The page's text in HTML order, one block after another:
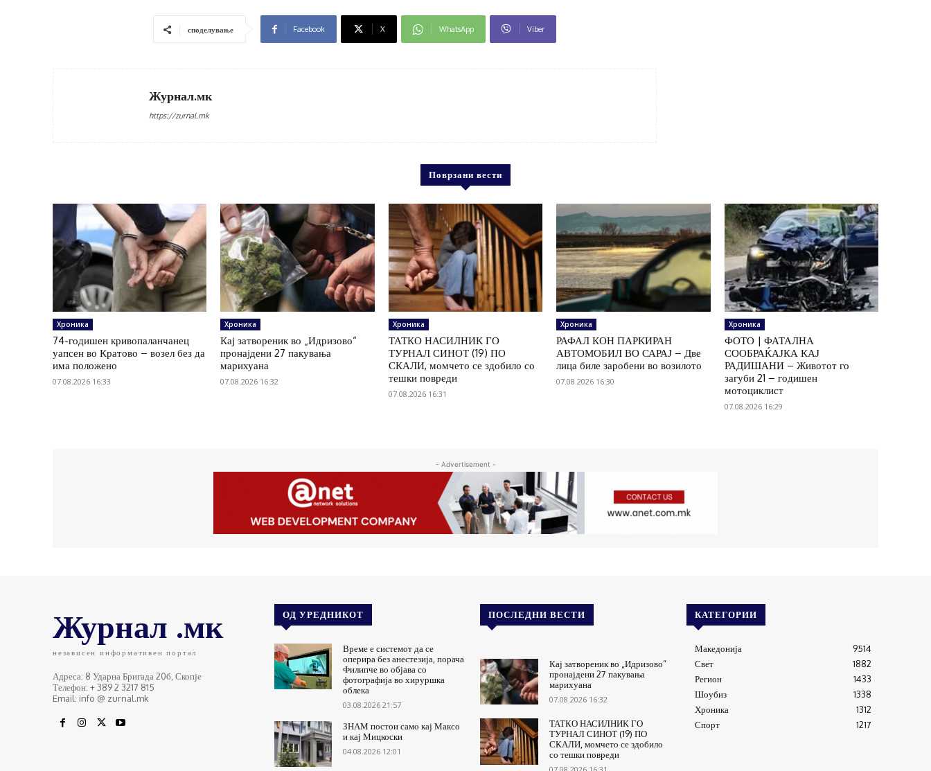
споделување Facebook X WhatsApp Viber
Журнал.мк
https://zurnal.mk
Поврзани вести
Хроника
74-годишен кривопаланчанец
уапсен во Кратово – возел без да
има положено
07.08.2026 16:33
Хроника
Кај затвореник во „Идризово“
пронајдени 27 пакувања
марихуана
07.08.2026 16:32
Хроника
ТАТКО НАСИЛНИК ГО
ТУРНАЛ СИНОТ (19) ПО
СКАЛИ, момчето се здобило со
тешки повреди
07.08.2026 16:31
Хроника
РАФАЛ КОН ПАРКИРАН
АВТОМОБИЛ ВО САРАЈ – Две
лица биле заробени во возилото
07.08.2026 16:30
Хроника
ФОТО | ФАТАЛНА
СООБРАЌАЈКА КАЈ
РАДИШАНИ – Животот го
загуби 21 – годишен
мотоциклист
07.08.2026 16:29
- Advertisement -
Журнал .мк
независен информативен портал
Адреса: 8 Ударна Бригада 20б, Скопје
Телефон: + 389 2 3217 815
Email: info @ zurnal.mk
ОД УРЕДНИКОТ
Време е системот да се
оперира без анестезија, порача
Филипче во објава со
фотографија во хируршка
облека
03.08.2026 21:57
ЗНАМ постои само кај Максо
и кај Мицкоски
04.08.2026 12:01
ПОСЛЕДНИ ВЕСТИ
Кај затвореник во „Идризово“
пронајдени 27 пакувања
марихуана
07.08.2026 16:32
ТАТКО НАСИЛНИК ГО
ТУРНАЛ СИНОТ (19) ПО
СКАЛИ, момчето се здобило
со тешки повреди
КАТЕГОРИИ
Македонија
9514
Свет
1882
Регион
1433
Шоубиз
1338
Хроника
1312
Спорт
1217